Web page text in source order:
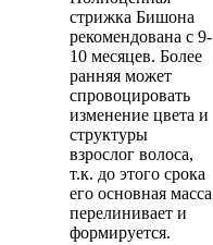
стрижка Бишона
рекомендована с 9-
10 месяцев. Более
ранняя может
спровоцировать
изменение цвета и
структуры
взрослог волоса,
т.к. до этого срока
его основная масса
перелинивает и
формируется.